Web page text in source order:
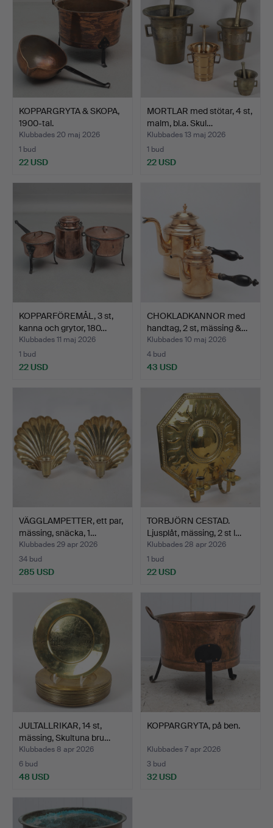
KOPPARGRYTA & SKOPA,
1900-tal.
Klubbades 20 maj 2026
1 bud
22 USD
MORTLAR med stötar, 4 st,
malm, bl.a. Skul…
Klubbades 13 maj 2026
1 bud
22 USD
KOPPARFÖREMÅL, 3 st,
kanna och grytor, 180…
Klubbades 11 maj 2026
1 bud
22 USD
CHOKLADKANNOR med
handtag, 2 st, mässing &…
Klubbades 10 maj 2026
4 bud
43 USD
VÄGGLAMPETTER, ett par,
mässing, snäcka, 1…
Klubbades 29 apr 2026
34 bud
285 USD
TORBJÖRN CESTAD.
Ljusplåt, mässing, 2 st l…
Klubbades 28 apr 2026
1 bud
22 USD
JULTALLRIKAR, 14 st,
mässing, Skultuna bru…
Klubbades 8 apr 2026
6 bud
48 USD
KOPPARGRYTA, på ben.
Klubbades 7 apr 2026
3 bud
32 USD